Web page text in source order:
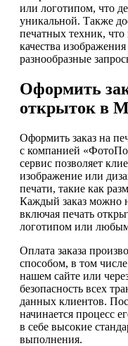
или логотипом, что
уникальной. Также
печатных техник, что
качества
разнообразные
Оформить
открыток в
Оформить заказ на
с компанией
сервис позволяет
изображение или
печати, такие как
Каждый заказ можно
включая печать
логотипом или
Оплата заказа
способом, в том
нашем сайте или
безопасность всех
данных клиентов.
начинается процесс
в себе высокие
выполнения.